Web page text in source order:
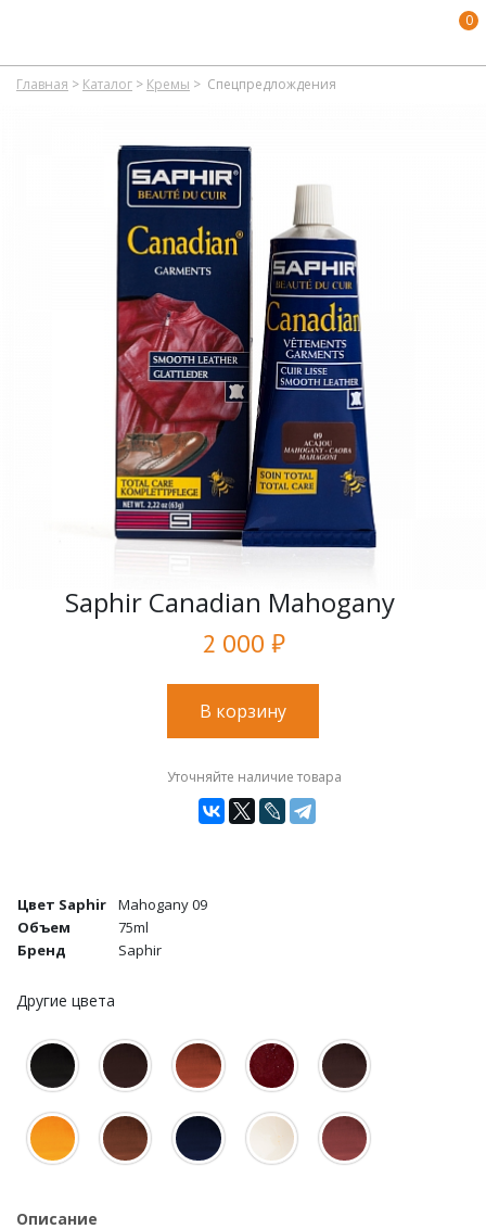
0
Главная > Каталог > Кремы > Спецпредлождения
Saphir Canadian Mahogany
2 000 ₽
В корзину
Уточняйте наличие товара
Цвет Saphir
Mahogany 09
Объем
75ml
Бренд
Saphir
Другие цвета
Описание